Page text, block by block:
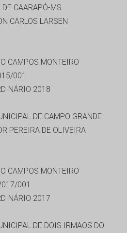
CAARAPÓ-MS
CARLOS LARSEN
CAMPOS MONTEIRO
001
2018
DE CAMPO GRANDE
PEREIRA DE OLIVEIRA
CAMPOS MONTEIRO
001
2017
DE DOIS IRMAOS DO